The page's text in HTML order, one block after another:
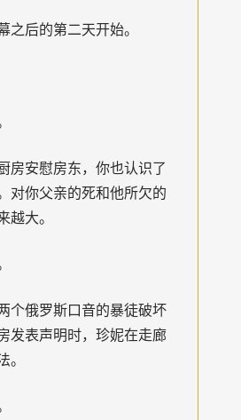
之后的第二天开始。
房安慰房东，你也认识了
对你父亲的死和他所欠的
越大。
个俄罗斯口音的暴徒破坏
发表声明时，珍妮在走廊